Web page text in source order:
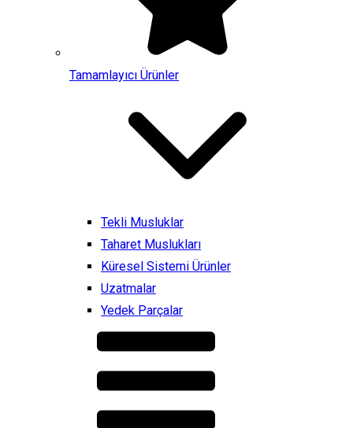
Tamamlayıcı Ürünler
Tekli Musluklar
Taharet Muslukları
Küresel Sistemi Ürünler
Uzatmalar
Yedek Parçalar